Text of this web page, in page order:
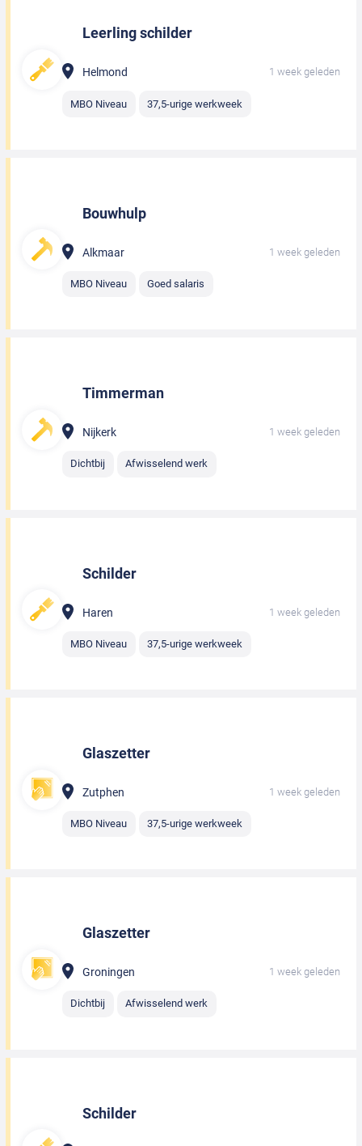
Leerling schilder
Helmond 1 week geleden
MBO Niveau 37,5-urige werkweek
Bouwhulp
Alkmaar 1 week geleden
MBO Niveau Goed salaris
Timmerman
Nijkerk 1 week geleden
Dichtbij Afwisselend werk
Schilder
Haren 1 week geleden
MBO Niveau 37,5-urige werkweek
Glaszetter
Zutphen 1 week geleden
MBO Niveau 37,5-urige werkweek
Glaszetter
Groningen 1 week geleden
Dichtbij Afwisselend werk
Schilder